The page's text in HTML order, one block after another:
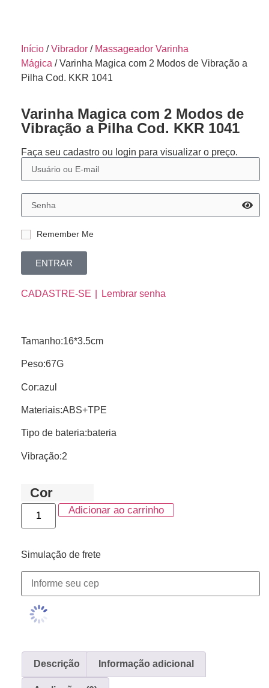
Início /Vibrador / Massageador Varinha
Mágica / Varinha Magica com 2 Modos de Vibração a
Pilha Cod. KKR 1041
Varinha Magica com 2 Modos de
Vibração a Pilha Cod. KKR 1041
Faça seu cadastro ou login para visualizar o preço.
Remember Me
ENTRAR
CADASTRE-SE Lembrar senha
Tamanho:16*3.5cm
Peso:67G
Cor:azul
Materiais:ABS+TPE
Tipo de bateria:bateria
Vibração:2
Cor
Adicionar ao carrinho
Simulação de frete
Descrição Informação adicional